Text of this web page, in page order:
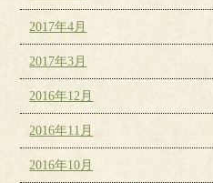
2017年4月
2017年3月
2016年12月
2016年11月
2016年10月